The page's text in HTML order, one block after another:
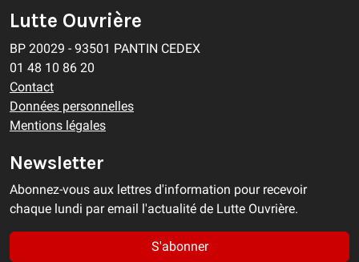
Lutte Ouvrière
BP 20029 - 93501 PANTIN CEDEX
01 48 10 86 20
Contact
Données personnelles
Mentions légales
Newsletter
Abonnez-vous aux lettres d'information pour recevoir
chaque lundi par email l'actualité de Lutte Ouvrière.
S'abonner